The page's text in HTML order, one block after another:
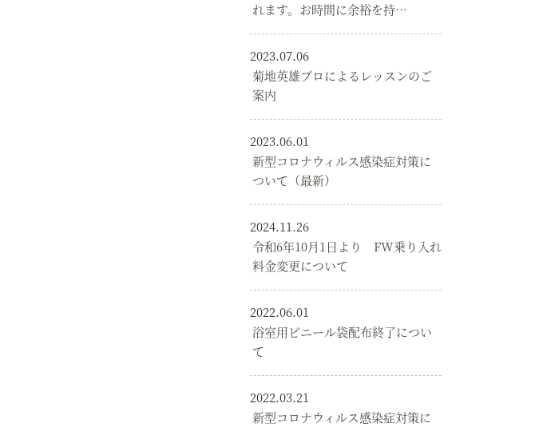
れます。お時間に余裕を持…
2023.07.06
菊地英雄プロによるレッスンのご
案内
2023.06.01
新型コロナウィルス感染症対策に
ついて（最新）
2024.11.26
令和6年10月1日より FW乗り入れ
料金変更について
2022.06.01
浴室用ビニール袋配布終了につい
て
2022.03.21
新型コロナウィルス感染症対策に